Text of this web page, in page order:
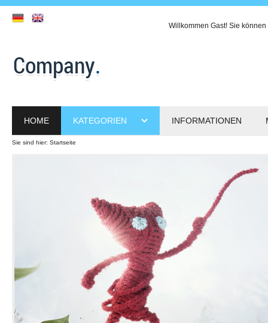
Willkommen Gast! Sie
HOME KATEGORIEN INFORMATIONEN
Sie sind hier: Startseite